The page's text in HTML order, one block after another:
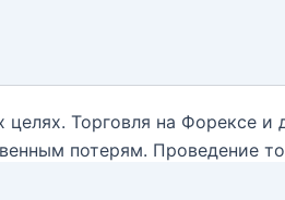
Торговля на Форексе
потерям. Проведение